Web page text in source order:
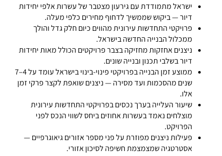
ישראל מתמודדת עם גירעון מצטבר של עשרות אלפי יחידות
דיור — ביקוש שממשיך לדחוף מחירים כלפי מעלה.
פרויקטי התחדשות עירונית מהווים כיום חלק גדל והולך
ממכלול הבנייה החדשה בישראל.
ניצנים אחזקות מחזיקה בצבר פרויקטים הכולל מאות יחידות
דיור בשלבי תכנון ובנייה שונים.
ממוצע זמן הבנייה בפרויקטי פינוי-בינוי בישראל עומד על 4–7
שנים מהסכמות ועד מסירה — ניצנים שואפת לקצר פרקי זמן
אלו.
שיעור העלייה בערך נכסים בפרויקטי התחדשות עירונית
מוצלחים נאמד בעשרות אחוזים ביחס לשווי הנכס לפני
הפרויקט.
פעילות ניצנים מפוזרת על פני מספר אזורים גיאוגרפיים —
אסטרטגיה שמצמצמת חשיפה לסיכון אזורי.